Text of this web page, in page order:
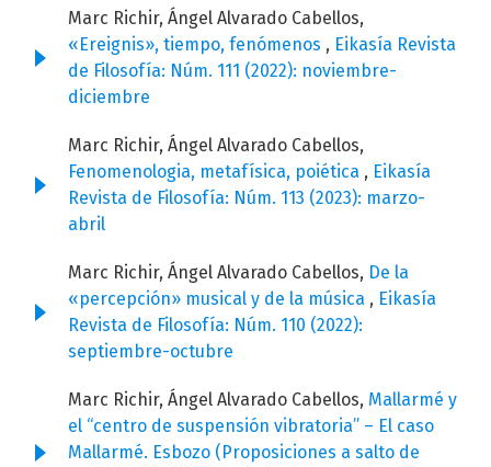
Marc Richir, Ángel Alvarado Cabellos,
«Ereignis», tiempo, fenómenos , Eikasía Revista
de Filosofía: Núm. 111 (2022): noviembre-
diciembre
Marc Richir, Ángel Alvarado Cabellos,
Fenomenologia, metafísica, poiética , Eikasía
Revista de Filosofía: Núm. 113 (2023): marzo-
abril
Marc Richir, Ángel Alvarado Cabellos, De la
«percepción» musical y de la música , Eikasía
Revista de Filosofía: Núm. 110 (2022):
septiembre-octubre
Marc Richir, Ángel Alvarado Cabellos, Mallarmé y
el “centro de suspensión vibratoria” – El caso
Mallarmé. Esbozo (Proposiciones a salto de